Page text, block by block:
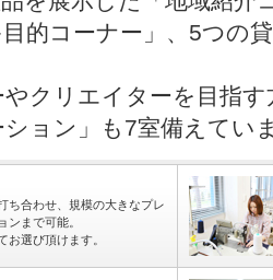
的コーナー」、5つの
クリエイターを目指
ョン」も7室備えてい
ち合わせ、規模の大きなプレ
ンまで可能。
お選び頂けます。